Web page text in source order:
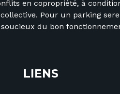
en copropriété, à
Pour un parking
du bon
LIENS